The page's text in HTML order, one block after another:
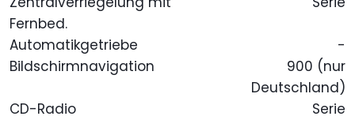
Fernbed.
Automatikgetriebe
-
Bildschirmnavigation
900 (nur
Deutschland)
CD-Radio
Serie